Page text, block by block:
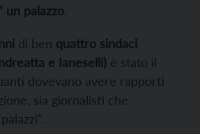
un palazzo.
di ben quattro sindaci
e Ianeselli) è stato il
dovevano avere rapporti
sia giornalisti che